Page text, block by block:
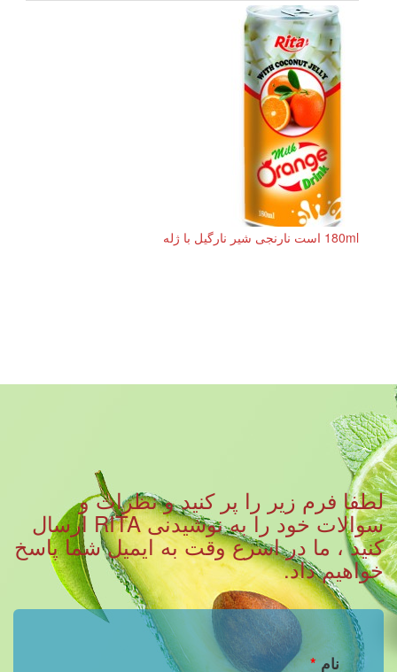
180ml است نارنجی شیر نارگیل با ژله
لطفا فرم زیر را پر کنید و نظرات و
سوالات خود را به نوشیدنی RITA ارسال
کنید ، ما در اسرع وقت به ایمیل شما پاسخ
خواهیم داد.
نام *